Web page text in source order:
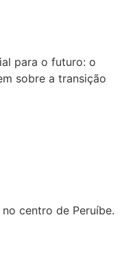
para o futuro: o
sobre a transição
centro de Peruíbe.